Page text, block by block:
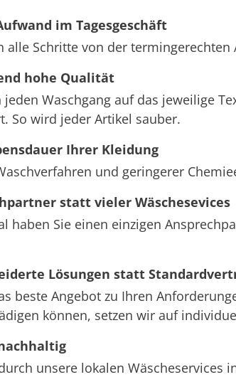
im Tagesgeschäft
alle Schritte von der
hohe Qualität
Waschgang auf das jeweilige
So wird jeder Artikel sauber.
Ihrer Kleidung
und geringerer
statt vieler Wäschesevices
haben Sie einen einzigen
Lösungen statt
beste Angebot zu Ihren
können, setzen wir auf
unsere lokalen